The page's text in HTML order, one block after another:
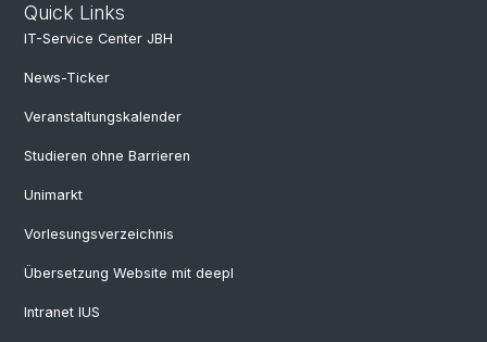
Quick Links
IT-Service Center JBH
News-Ticker
Veranstaltungskalender
Studieren ohne Barrieren
Unimarkt
Vorlesungsverzeichnis
Übersetzung Website mit deepl
Intranet IUS